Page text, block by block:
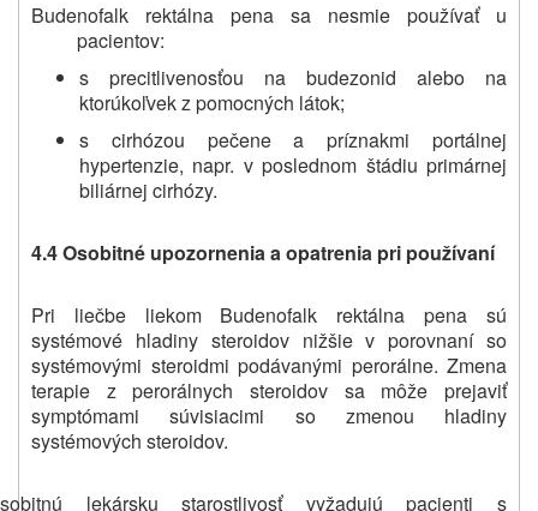
Budenofalk rektálna pena sa nesmie používať u
pacientov:
s precitlivenosťou na budezonid alebo na
ktorúkoľvek z pomocných látok;
s cirhózou pečene a príznakmi portálnej
hypertenzie, napr. v poslednom štádiu primárnej
biliárnej cirhózy.
4.4 Osobitné upozornenia a opatrenia pri používaní
Pri liečbe liekom Budenofalk rektálna pena sú
systémové hladiny steroidov nižšie v porovnaní so
systémovými steroidmi podávanými perorálne. Zmena
terapie z perorálnych steroidov sa môže prejaviť
symptómami súvisiacimi so zmenou hladiny
systémových steroidov.
lekársku starostlivosť vyžadujú pacienti s